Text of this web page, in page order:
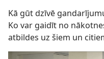
Kā gūt dzīvē
Ko var gaidīt no
atbildes uz šiem un